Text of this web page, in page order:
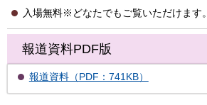
入場無料※どなたでもご覧いただけます。
報道資料PDF版
報道資料（PDF：741KB）